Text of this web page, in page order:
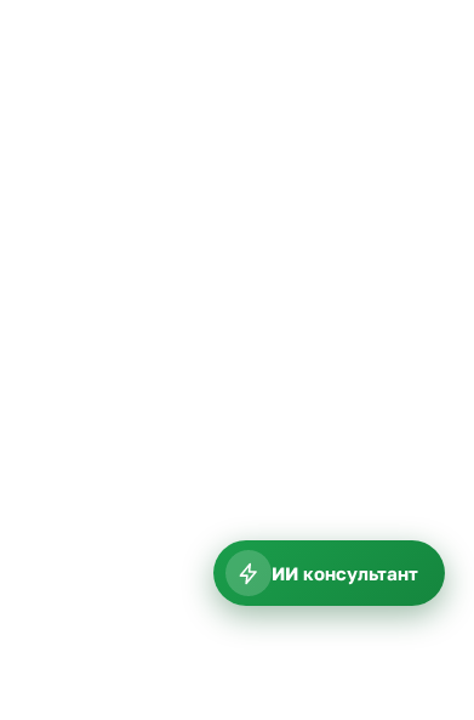
ИИ консультант